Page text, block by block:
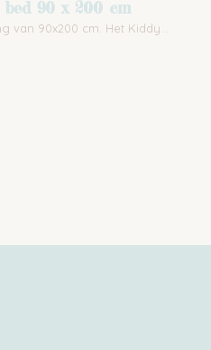
90 x 200 cm
van 90x200 cm. Het Kiddy…